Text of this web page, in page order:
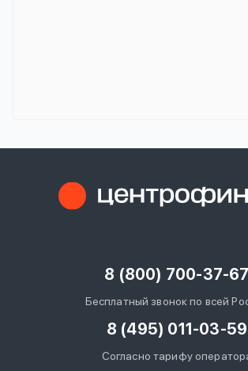
8 (800) 700-37-67
Бесплатный звонок по всей
8 (495) 011-03-59
Согласно тарифу